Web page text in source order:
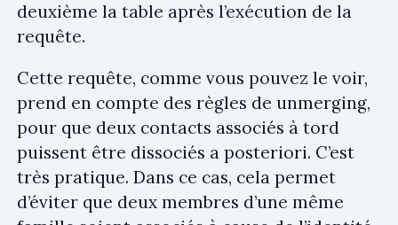
deuxième la table après l’exécution de la
requête.
Cette requête, comme vous pouvez le voir,
prend en compte des règles de unmerging,
pour que deux contacts associés à tord
puissent être dissociés a posteriori. C’est
très pratique. Dans ce cas, cela permet
d’éviter que deux membres d’une même